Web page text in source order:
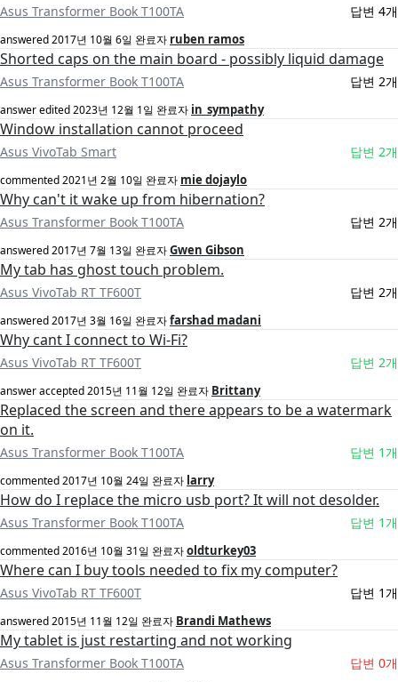
Asus Transformer Book T100TA 답변 4개
answered2017년 10월 6일 완료자 ruben ramos
Shorted caps on the main board - possibly liquid damage
Asus Transformer Book T100TA 답변 2개
answer edited2023년 12월 1일 완료자 in_sympathy
Window installation cannot proceed
Asus VivoTab Smart 답변 2개
commented2021년 2월 10일 완료자 mie dojaylo
Why can't it wake up from hibernation?
Asus Transformer Book T100TA 답변 2개
answered2017년 7월 13일 완료자Gwen Gibson
My tab has ghost touch problem.
Asus VivoTab RT TF600T 답변 2개
answered2017년 3월 16일 완료자farshad madani
Why cant I connect to Wi-Fi?
Asus VivoTab RT TF600T 답변 2개
answer accepted2015년 11월 12일 완료자 Brittany
Replaced the screen and there appears to be a watermark
on it.
Asus Transformer Book T100TA 답변 1개
commented2017년 10월 24일 완료자 larry
How do I replace the micro usb port? It will not desolder.
Asus Transformer Book T100TA 답변 1개
commented2016년 10월 31일 완료자oldturkey03
Where can I buy tools needed to fix my computer?
Asus VivoTab RT TF600T 답변 1개
answered2015년 11월 12일 완료자 Brandi Mathews
My tablet is just restarting and not working
Asus Transformer Book T100TA 답변 0개